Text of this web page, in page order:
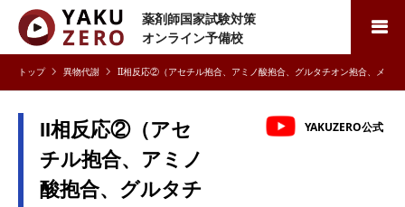
薬剤師国家試験対策
オンライン予備校
検索
異物代謝 II相反応②（アセチル抱合、アミノ酸抱合、グルタチオン抱合、メ
II相反応②（アセ
チル抱合、アミノ
酸抱合、グルタチ
YAKUZERO公式